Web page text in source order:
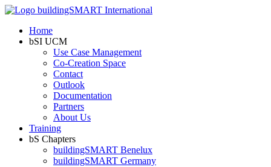
Home
bSI UCM
Use Case Management
Co-Creation Space
Contact
Outlook
Documentation
Partners
About Us
Training
bS Chapters
buildingSMART Benelux
buildingSMART Germany